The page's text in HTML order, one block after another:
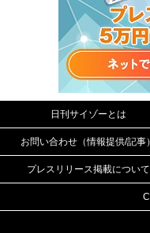
日刊サイゾーとは
お問い合わせ（情報提供/記事）
プレスリリース掲載について